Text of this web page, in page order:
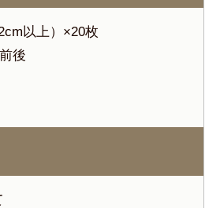
以上）×20枚
後